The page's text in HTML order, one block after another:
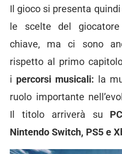
Il gioco si presenta
le scelte del
chiave, ma ci sono
rispetto al primo
i percorsi musicali: la
ruolo importante
Il titolo arriverà su
Nintendo Switch, PS5 e